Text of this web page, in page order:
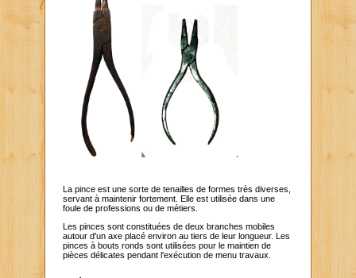
La pince est une sorte de tenailles de formes très diverses,
servant à maintenir fortement. Elle est utilisée dans une
foule de professions ou de métiers.
Les pinces sont constituées de deux branches mobiles
autour d'un axe placé environ au tiers de leur longueur. Les
pinces à bouts ronds sont utilisées pour le maintien de
pièces délicates pendant l'exécution de menu travaux.